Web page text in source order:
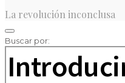
La revolución inconclusa
Buscar por: